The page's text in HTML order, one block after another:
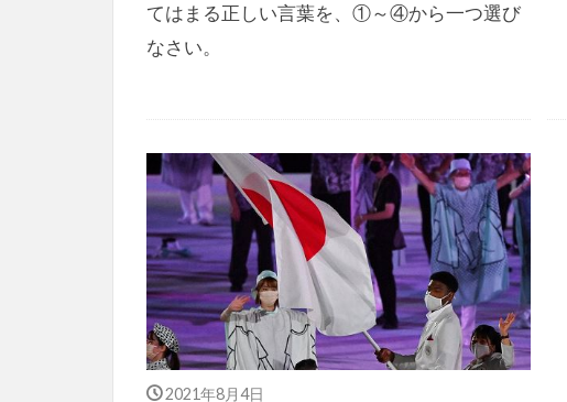
てはまる正しい言葉を、①～④から一つ選び
なさい。
2021年8月4日